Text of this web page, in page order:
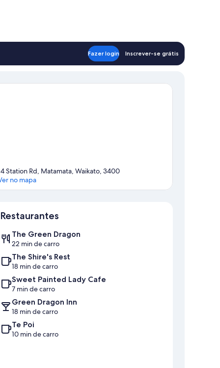
Fazer login Inscrever-se grátis
Station Rd, Matamata, Waikato, 3400
no mapa
Restaurantes
The Green Dragon
22 min de carro
The Shire's Rest
18 min de carro
Sweet Painted Lady Cafe
7 min de carro
Green Dragon Inn
18 min de carro
Te Poi
10 min de carro